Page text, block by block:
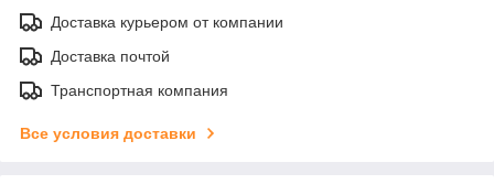
Доставка курьером от компании
Доставка почтой
Транспортная компания
Все условия доставки